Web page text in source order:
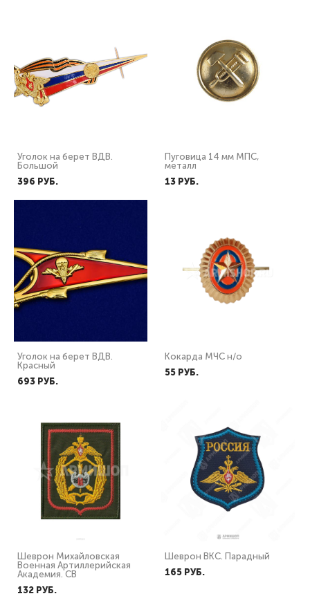
Уголок на берет ВДВ.
Большой
396 PУБ.
Пуговица 14 мм МПС,
металл
13 PУБ.
Уголок на берет ВДВ.
Красный
693 PУБ.
Кокарда МЧС н/о
55 PУБ.
Шеврон Михайловская
Военная Артиллерийская
Академия. СВ
132 PУБ.
Шеврон ВКС. Парадный
165 PУБ.